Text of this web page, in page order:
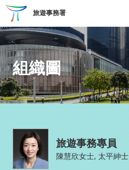
跳至主要內容
旅遊事務署
組織圖
旅遊事務專員
陳慧欣女士, 太平紳士